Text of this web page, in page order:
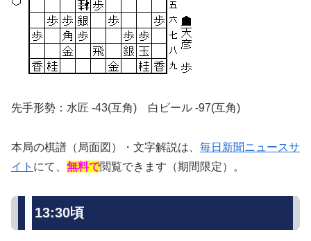
先手形勢：水匠 -43(互角) 白ビール -97(互角)
本局の棋譜（局面図）・文字解説は、 毎日新聞ニュースサ
イト にて、 無料で閲覧できます（期間限定）。
13:30頃